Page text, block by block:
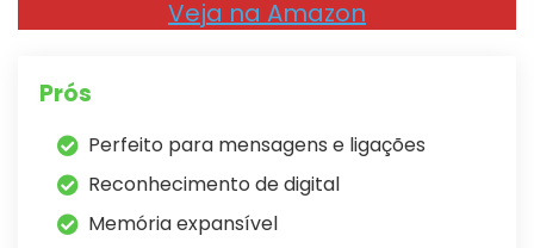
Veja na Amazon
Prós
Perfeito para mensagens e ligações
Reconhecimento de digital
Memória expansível